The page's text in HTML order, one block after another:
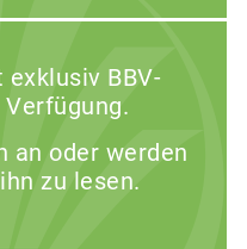
BBV-
an oder werden
zu lesen.